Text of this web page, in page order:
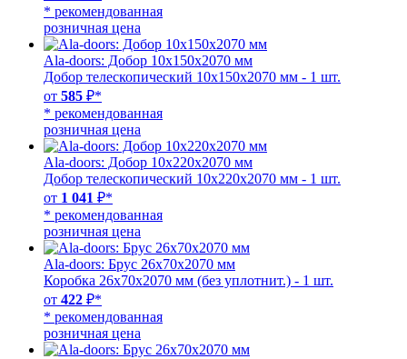
* рекомендованная
розничная цена
Ala-doors: Добор 10х150х2070 мм
Добор телескопический 10х150х2070 мм - 1 шт.
от 585 ₽*
* рекомендованная
розничная цена
Ala-doors: Добор 10х220х2070 мм
Добор телескопический 10х220х2070 мм - 1 шт.
от 1 041 ₽*
* рекомендованная
розничная цена
Ala-doors: Брус 26х70х2070 мм
Коробка 26х70х2070 мм (без уплотнит.) - 1 шт.
от 422 ₽*
* рекомендованная
розничная цена